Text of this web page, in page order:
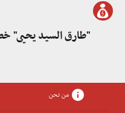
"طارق السيد يحيى"
من نحن